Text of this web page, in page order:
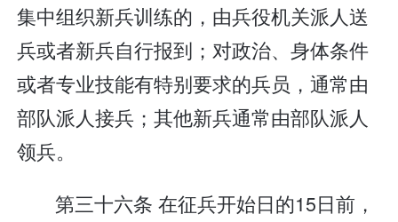
集中组织新兵训练的，由兵役机关派人送
兵或者新兵自行报到；对政治、身体条件
或者专业技能有特别要求的兵员，通常由
部队派人接兵；其他新兵通常由部队派人
领兵。
第三十六条 在征兵开始日的15日前，